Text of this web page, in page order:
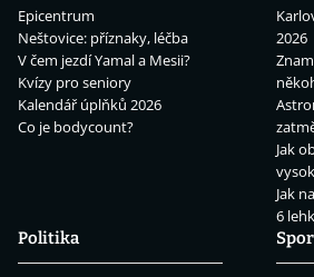
Epicentrum
Neštovice: příznaky, léčba
V čem jezdí Yamal a Mesii?
Kvízy pro seniory
Kalendář úplňků 2026
Co je bodycount?
2026
Jak
Jak
6
Politika